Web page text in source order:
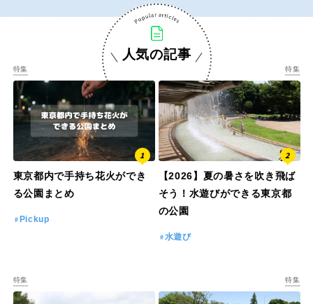
大分 宮崎
鹿児島 沖縄
人気の記事
特集
東京都内で手持ち花火ができ
る公園まとめ
Pickup
特集
【2026】夏の暑さを吹き飛ば
そう！水遊びができる東京都
の公園
水遊び
特集 特集